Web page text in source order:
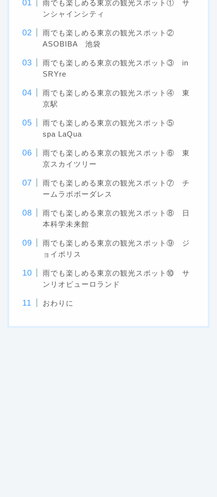
雨でも楽しめる東京の観光スポット① サ
ンシャインシティ
雨でも楽しめる東京の観光スポット②
ASOBIBA 池袋
雨でも楽しめる東京の観光スポット③ in
SRYre
雨でも楽しめる東京の観光スポット④ 東
京駅
雨でも楽しめる東京の観光スポット⑤
spa LaQua
雨でも楽しめる東京の観光スポット⑥ 東
京スカイツリー
雨でも楽しめる東京の観光スポット⑦ チ
ームラボボーダレス
雨でも楽しめる東京の観光スポット⑧ 日
本科学未来館
雨でも楽しめる東京の観光スポット⑨ ジ
ョイポリス
雨でも楽しめる東京の観光スポット⑩ サ
ンリオピューロランド
おわりに